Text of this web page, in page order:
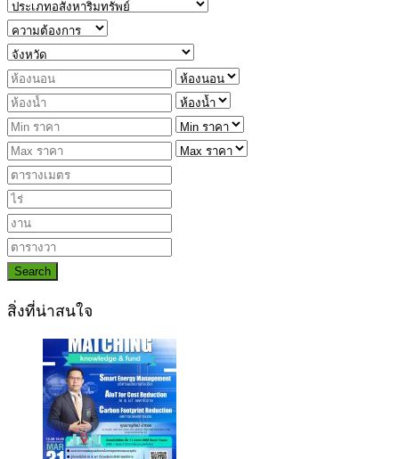
Search
สิ่งที่น่าสนใจ